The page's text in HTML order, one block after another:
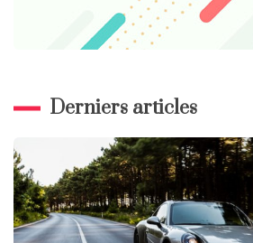
Derniers articles